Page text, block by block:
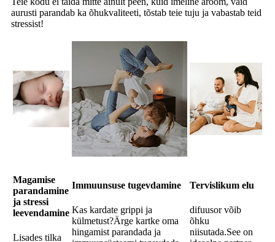
aurusti parandab ka õhukvaliteeti, tõstab teie tuju ja vabastab teid
stressist!
Magamise
parandamine
ja stressi
leevendamine
Lisades tilka
Immuunsuse tugevdamine
Kas kardate grippi ja
külmetust?Ärge kartke oma
hingamist parandada ja
Tervislikum elu
difuusor võib
õhku
niisutada.See on